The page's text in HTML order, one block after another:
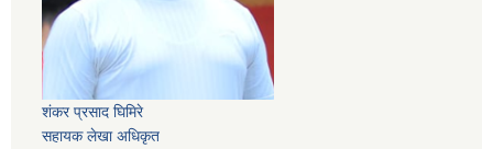
शंकर प्रसाद घिमिरे
सहायक लेखा अधिकृत